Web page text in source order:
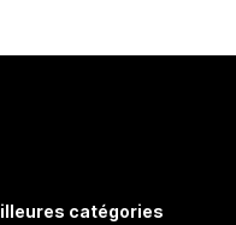
catégories